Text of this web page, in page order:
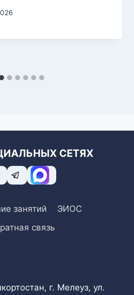
СЕТЯХ
занятий
ЭИОС
связь
г. Мелеуз, ул.